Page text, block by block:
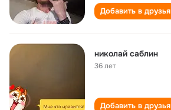
Добавить в друзья
николай саблин
36 лет
Добавить в друзья